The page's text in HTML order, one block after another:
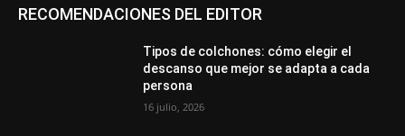
RECOMENDACIONES DEL EDITOR
Tipos de colchones: cómo elegir el
descanso que mejor se adapta a cada
persona
16 julio, 2026